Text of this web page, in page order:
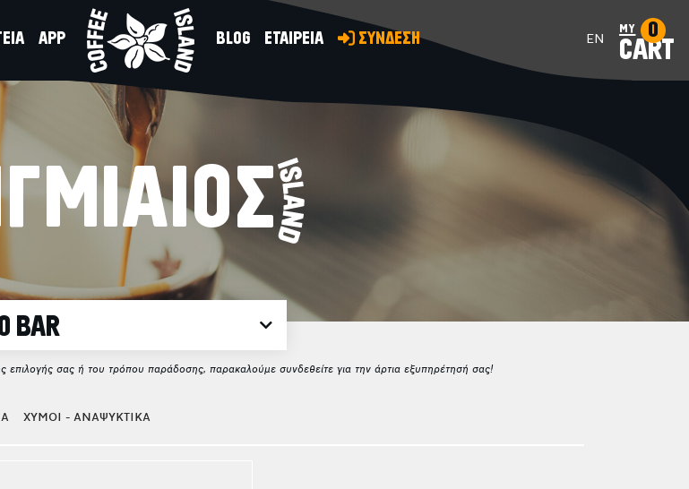
APP BLOG ΕΤΑΙΡΕΙΑ ΣΥΝΔΕΣΗ EN my
CART
0
BAR
επιλογής σας ή του τρόπου παράδοσης, παρακαλούμε συνδεθείτε για την άρτια εξυπηρέτησή σας!
ΧΥΜΟΙ - ΑΝΑΨΥΚΤΙΚΑ